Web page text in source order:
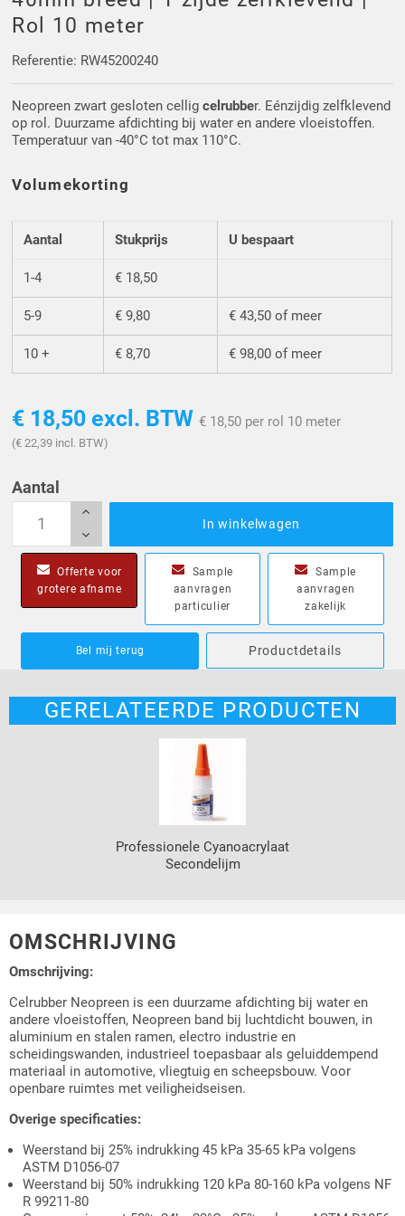
Driehoek/Wig profielen
Silicone U Profielen
Luikenpakking
Oploopprofielen
Hoekprofielen
O-ringen
Rol 10 meter
Referentie: RW45200240
Neopreen zwart gesloten celligcelrubber. Eénzijdig zelfklevend
op rol. Duurzame afdichting bij water en andere vloeistoffen.
Temperatuur van -40°C tot max 110°C.
Volumekorting
Aantal Stukprijs U bespaart
1-4 € 18,50
5-9 € 9,80 € 43,50 of meer
10 + € 8,70 € 98,00 of meer
€ 18,50 excl. BTW € 18,50 per rol 10 meter
(€ 22,39 incl. BTW)
Aantal
In winkelwagen
Offerte voor
grotere afname
Sample
aanvragen
particulier
Sample
aanvragen
zakelijk
Bel mij terug Productdetails
GERELATEERDE PRODUCTEN
Professionele Cyanoacrylaat
Secondelijm
OMSCHRIJVING
Omschrijving:
Celrubber Neopreen is een duurzame afdichting bij water en
andere vloeistoffen, Neopreen band bij luchtdicht bouwen, in
aluminium en stalen ramen, electro industrie en
scheidingswanden, industrieel toepasbaar als geluiddempend
materiaal in automotive, vliegtuig en scheepsbouw. Voor
openbare ruimtes met veiligheidseisen.
Overige specificaties:
Weerstand bij 25% indrukking 45 kPa 35-65 kPa volgens
ASTM D1056-07
Weerstand bij 50% indrukking 120 kPa 80-160 kPa volgens NF
R 99211-80